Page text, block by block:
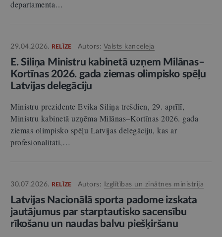
departamenta…
29.04.2026. RELĪZE Autors: Valsts kanceleja
E. Siliņa Ministru kabinetā uzņem Milānas–
Kortīnas 2026. gada ziemas olimpisko spēļu
Latvijas delegāciju
Ministru prezidente Evika Siliņa trešdien, 29. aprīlī,
Ministru kabinetā uzņēma Milānas–Kortīnas 2026. gada
ziemas olimpisko spēļu Latvijas delegāciju, kas ar
profesionalitāti,…
30.07.2026. RELĪZE Autors: Izglītības un zinātnes ministrija
Latvijas Nacionālā sporta padome izskata
jautājumus par starptautisko sacensību
rīkošanu un naudas balvu piešķiršanu